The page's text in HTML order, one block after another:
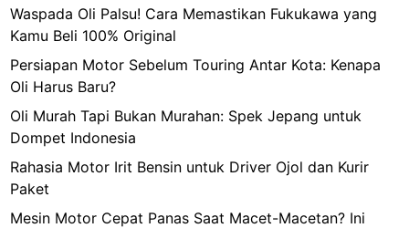
d
a
M
i
n
u
m
Waspada Oli Palsu! Cara Memastikan Fukukawa yang
Kamu Beli 100% Original
Persiapan Motor Sebelum Touring Antar Kota: Kenapa
Oli Harus Baru?
Oli Murah Tapi Bukan Murahan: Spek Jepang untuk
Dompet Indonesia
Rahasia Motor Irit Bensin untuk Driver Ojol dan Kurir
Paket
Mesin Motor Cepat Panas Saat Macet-Macetan? Ini